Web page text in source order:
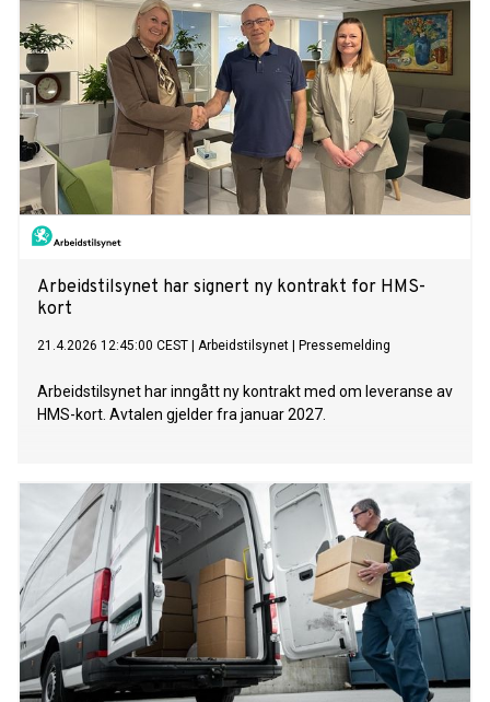
Arbeidstilsynet har signert ny kontrakt for HMS-
kort
21.4.2026 12:45:00 CEST Arbeidstilsynet Pressemelding
Arbeidstilsynet har inngått ny kontrakt med om leveranse av
HMS-kort. Avtalen gjelder fra januar 2027.